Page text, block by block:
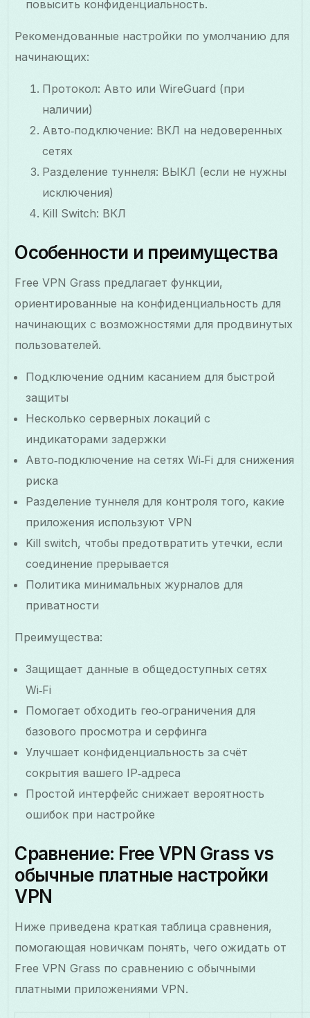
повысить конфиденциальность.
Рекомендованные настройки по умолчанию для
начинающих:
Протокол: Авто или WireGuard (при
наличии)
Авто‑подключение: ВКЛ на недоверенных
сетях
Разделение туннеля: ВЫКЛ (если не нужны
исключения)
Kill Switch: ВКЛ
Особенности и преимущества
Free VPN Grass предлагает функции,
ориентированные на конфиденциальность для
начинающих с возможностями для продвинутых
пользователей.
Подключение одним касанием для быстрой
защиты
Несколько серверных локаций с
индикаторами задержки
Авто‑подключение на сетях Wi‑Fi для снижения
риска
Разделение туннеля для контроля того, какие
приложения используют VPN
Kill switch, чтобы предотвратить утечки, если
соединение прерывается
Политика минимальных журналов для
приватности
Преимущества:
Защищает данные в общедоступных сетях
Wi‑Fi
Помогает обходить гео‑ограничения для
базового просмотра и серфинга
Улучшает конфиденциальность за счёт
сокрытия вашего IP‑адреса
Простой интерфейс снижает вероятность
ошибок при настройке
Сравнение: Free VPN Grass vs
обычные платные настройки
VPN
Ниже приведена краткая таблица сравнения,
помогающая новичкам понять, чего ожидать от
Free VPN Grass по сравнению с обычными
платными приложениями VPN.